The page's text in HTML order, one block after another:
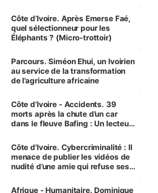
Côte d’Ivoire. Après Emerse Faé,
quel sélectionneur pour les
Éléphants ? (Micro-trottoir)
Parcours. Siméon Ehui, un Ivoirien
au service de la transformation
de l’agriculture africaine
Côte d’Ivoire - Accidents. 39
morts après la chute d’un car
dans le fleuve Bafing : Un lecteur
des Transports
Côte d'Ivoire. Cybercriminalité : Il
menace de publier les vidéos de
nudité d’une amie qui refuse ses
Afrique - Humanitaire. Dominique